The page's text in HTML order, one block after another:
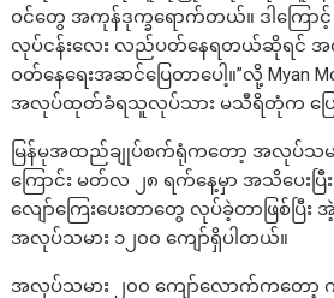
ဝင်တွေ အကုန်ဒုက္ခရောက်တယ်။ ဒါကြော
လုပ်ငန်းလေး လည်ပတ်နေရတယ်ဆိုရင် အ
ဝတ်နေရေးအဆင်ပြေတာပေါ့။”လို့
အလုပ်ထုတ်ခံရသူလုပ်သား မသီရိတုံက ပြေ
မြန်မုအထည်ချုပ်စက်ရုံကတော့ အလုပ်
ကြောင်း မတ်လ ၂၈ ရက်နေ့မှာ အသိပေး
လျော်ကြေးပေးတာတွေ လုပ်ခဲ့တာဖြစ်ပြီး
အလုပ်သမား ၁၂၀၀ ကျော်ရှိပါတယ်။
အလုပ်သမား ၂၀၀ ကျော်လောက်ကတော့ ကို